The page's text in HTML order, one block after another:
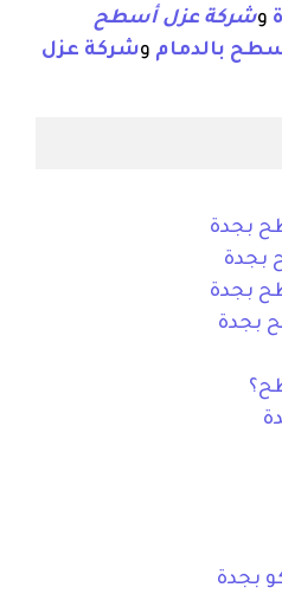
وشركة عزل أسطح
بالدمام وشركة عزل
بجدة
بجدة
بجدة
بجدة
بجدة